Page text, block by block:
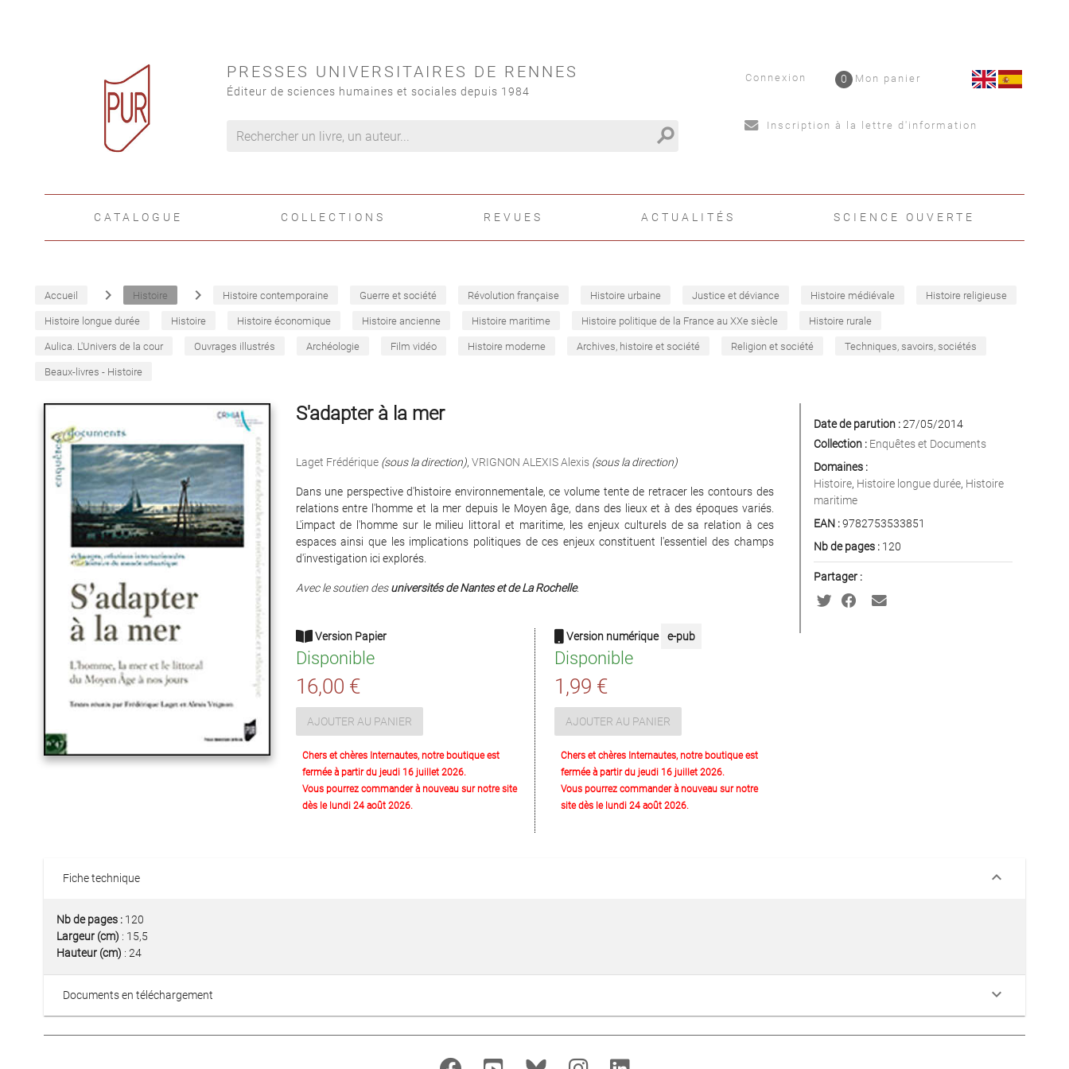
PRESSES UNIVERSITAIRES DE RENNES
Éditeur de sciences humaines et sociales depuis 1984
search
Connexion Mon panier
0
Inscription à la lettre d'information
CATALOGUE COLLECTIONS REVUES ACTUALITÉS SCIENCE OUVERTE
Accueil navigate_next Histoire navigate_next Histoire contemporaine Guerre et société Révolution française Histoire urbaine Justice et déviance Histoire médiévale Histoire religieuse
Histoire longue durée Histoire Histoire économique Histoire ancienne Histoire maritime Histoire politique de la France au XXe siècle Histoire rurale
Aulica. L'Univers de la cour Ouvrages illustrés Archéologie Film vidéo Histoire moderne Archives, histoire et société Religion et société Techniques, savoirs, sociétés
Beaux-livres - Histoire
S'adapter à la mer
Laget Frédérique (sous la direction), VRIGNON ALEXIS Alexis (sous la direction)
Dans une perspective d'histoire environnementale, ce volume tente de retracer les contours des
relations entre l'homme et la mer depuis le Moyen âge, dans des lieux et à des époques variés.
L'impact de l'homme sur le milieu littoral et maritime, les enjeux culturels de sa relation à ces
espaces ainsi que les implications politiques de ces enjeux constituent l'essentiel des champs
d'investigation ici explorés.
Avec le soutien desuniversités de Nantes et de La Rochelle.
Version Papier
Disponible
16,00 €
AJOUTER AU PANIER
Chers et chères Internautes, notre boutique est
fermée à partir du jeudi 16 juillet 2026.
Vous pourrez commander à nouveau sur notre site
dès le lundi 24 août 2026.
Version numérique e-pub
Disponible
1,99 €
AJOUTER AU PANIER
Chers et chères Internautes, notre boutique est
fermée à partir du jeudi 16 juillet 2026.
Vous pourrez commander à nouveau sur notre
site dès le lundi 24 août 2026.
Date de parution :27/05/2014
Collection : Enquêtes et Documents
Domaines :
Histoire, Histoire longue durée, Histoire
maritime
EAN :9782753533851
Nb de pages :120
Partager :
Fiche technique keyboard_arrow_down
Nb de pages : 120
Largeur (cm) : 15,5
Hauteur (cm) : 24
Documents en téléchargement keyboard_arrow_down